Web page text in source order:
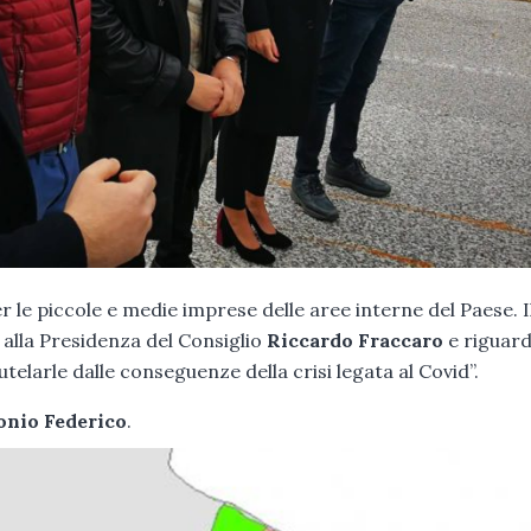
piccole e medie imprese delle aree interne del Paese.
Presidenza del Consiglio Riccardo Fraccaro e
dalle conseguenze della crisi legata al Covid”.
Federico.